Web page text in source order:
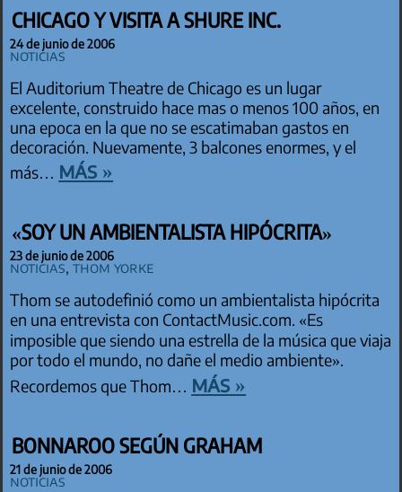
CHICAGO Y VISITA A SHURE INC.
24 de junio de 2006
Noticias
El Auditorium Theatre de Chicago es un lugar
excelente, construido hace mas o menos 100 años, en
una epoca en la que no se escatimaban gastos en
decoración. Nuevamente, 3 balcones enormes, y el
más… más »
«SOY UN AMBIENTALISTA HIPÓCRITA»
23 de junio de 2006
Noticias,Thom Yorke
Thom se autodefinió como un ambientalista hipócrita
en una entrevista con ContactMusic.com. «Es
imposible que siendo una estrella de la música que viaja
por todo el mundo, no dañe el medio ambiente».
Recordemos que Thom… más »
BONNAROO SEGÚN GRAHAM
21 de junio de 2006
Noticias